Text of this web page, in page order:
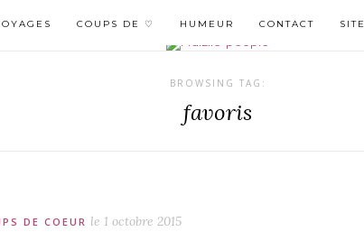
COUPS DE ♡ HUMEUR CONTACT SITE
BROWSING TAG:
favoris
DE COEUR le 1 octobre 2015